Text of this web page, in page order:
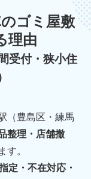
ゴミ屋敷
理由
受付・狭小住
（豊島区・練馬
整理・店舗撤
す。
定・不在対応・